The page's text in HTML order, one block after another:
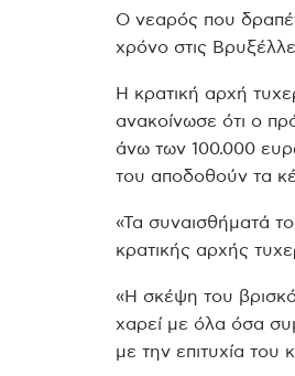
Ο νεαρός που
χρόνο στις
Η κρατική αρχή
ανακοίνωσε ότι ο
άνω των 100.000
του αποδοθούν τα
«Τα συναισθήματά
κρατικής αρχής
«Η σκέψη του
χαρεί με όλα όσα
με την επιτυχία του